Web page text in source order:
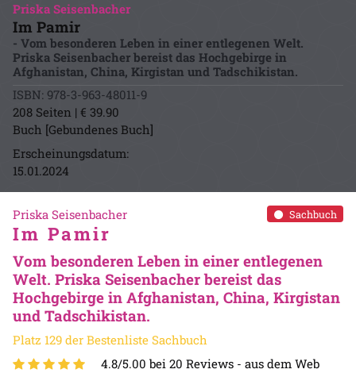
Priska Seisenbacher
Im Pamir
- Vom besonderen Leben in einer entlegenen Welt.
Priska Seisenbacher bereist das Hochgebirge in
Afghanistan, China, Kirgistan und Tadschikistan.
ISBN: 978-3-963-48011-9
208 Seiten | € 39.90
Buch [Gebundenes Buch]
Erscheinungsdatum:
15.01.2024
Sachbuch
Priska Seisenbacher
Im Pamir
Vom besonderen Leben in einer entlegenen
Welt. Priska Seisenbacher bereist das
Hochgebirge in Afghanistan, China, Kirgistan
und Tadschikistan.
Platz 129 der Bestenliste Sachbuch
4.8/5.00 bei 20 Reviews - aus dem Web